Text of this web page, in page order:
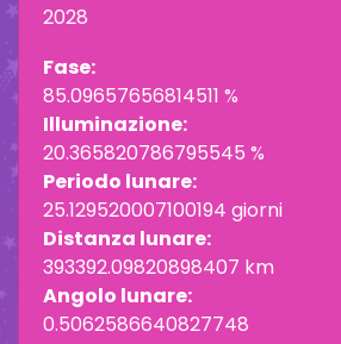
2028
Fase:
85.09657656814511 %
Illuminazione:
20.365820786795545 %
Periodo lunare:
25.129520007100194 giorni
Distanza lunare:
393392.09820898407 km
Angolo lunare:
0.5062586640827748